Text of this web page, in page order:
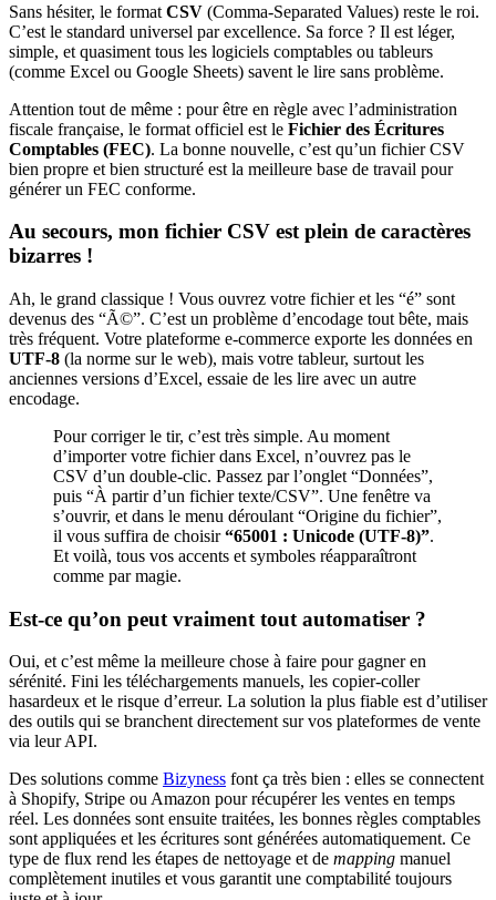
Sans hésiter, le format CSV (Comma-Separated Values) reste le roi.
C’est le standard universel par excellence. Sa force ? Il est léger,
simple, et quasiment tous les logiciels comptables ou tableurs
(comme Excel ou Google Sheets) savent le lire sans problème.
Attention tout de même : pour être en règle avec l’administration
fiscale française, le format officiel est le Fichier des Écritures
Comptables (FEC). La bonne nouvelle, c’est qu’un fichier CSV
bien propre et bien structuré est la meilleure base de travail pour
générer un FEC conforme.
Au secours, mon fichier CSV est plein de caractères
bizarres !
Ah, le grand classique ! Vous ouvrez votre fichier et les “é” sont
devenus des “Ã©”. C’est un problème d’encodage tout bête, mais
très fréquent. Votre plateforme e-commerce exporte les données en
UTF-8 (la norme sur le web), mais votre tableur, surtout les
anciennes versions d’Excel, essaie de les lire avec un autre
encodage.
Pour corriger le tir, c’est très simple. Au moment
d’importer votre fichier dans Excel, n’ouvrez pas le
CSV d’un double-clic. Passez par l’onglet “Données”,
puis “À partir d’un fichier texte/CSV”. Une fenêtre va
s’ouvrir, et dans le menu déroulant “Origine du fichier”,
il vous suffira de choisir“65001 : Unicode (UTF-8)”.
Et voilà, tous vos accents et symboles réapparaîtront
comme par magie.
Est-ce qu’on peut vraiment tout automatiser ?
Oui, et c’est même la meilleure chose à faire pour gagner en
sérénité. Fini les téléchargements manuels, les copier-coller
hasardeux et le risque d’erreur. La solution la plus fiable est d’utiliser
des outils qui se branchent directement sur vos plateformes de vente
via leur API.
Des solutions comme Bizyness font ça très bien : elles se connectent
à Shopify, Stripe ou Amazon pour récupérer les ventes en temps
réel. Les données sont ensuite traitées, les bonnes règles comptables
sont appliquées et les écritures sont générées automatiquement. Ce
type de flux rend les étapes de nettoyage et de mapping manuel
complètement inutiles et vous garantit une comptabilité toujours